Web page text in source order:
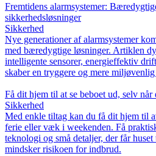
Fremtidens alarmsystemer:
sikkerhedsløsninger
Sikkerhed
Nye generationer af alarmsystemer
med bæredygtige løsninger. Artiklen
intelligente sensorer, energieffektiv
skaber en tryggere og mere
Få dit hjem til at se beboet ud, selv
Sikkerhed
Med enkle tiltag kan du få dit hjem til
ferie eller væk i weekenden. Få
teknologi og små detaljer, der får
mindsker risikoen for indbrud.